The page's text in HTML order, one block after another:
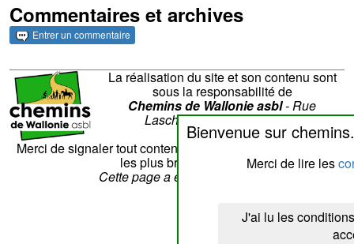
Bienvenue sur
Merci de lire les
J'ai lu les
Commentaires et archives
Entrer un commentaire
La réalisation du site et son contenu sont
sous la responsabilité de
Chemins de Wallonie asbl- Rue
Laschet,8 - 4852 Hombourg
Nous contacter
Merci de signaler tout contenu erroné. Il sera corrigé dans
les plus brefs délais.
Cette page a été vue